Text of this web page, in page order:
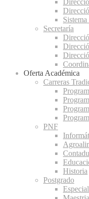
Secretaría
Oferta Académica
Carreras
PNF
Historia
Postgrado